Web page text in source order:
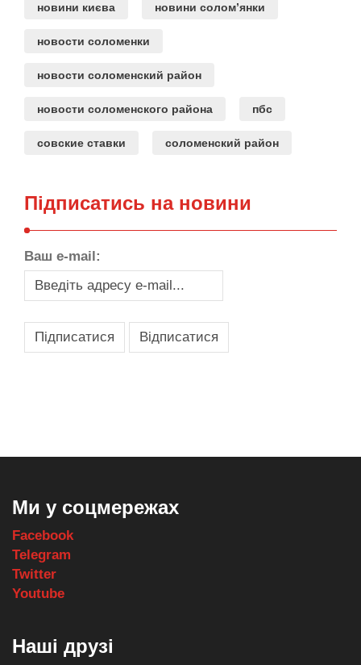
новини києва новини солом’янки
новости соломенки
новости соломенский район
новости соломенского района пбс
совские ставки соломенский район
Підписатись на новини
Ваш e-mail:
Ми у соцмережах
Facebook
Telegram
Twitter
Youtube
Наші друзі